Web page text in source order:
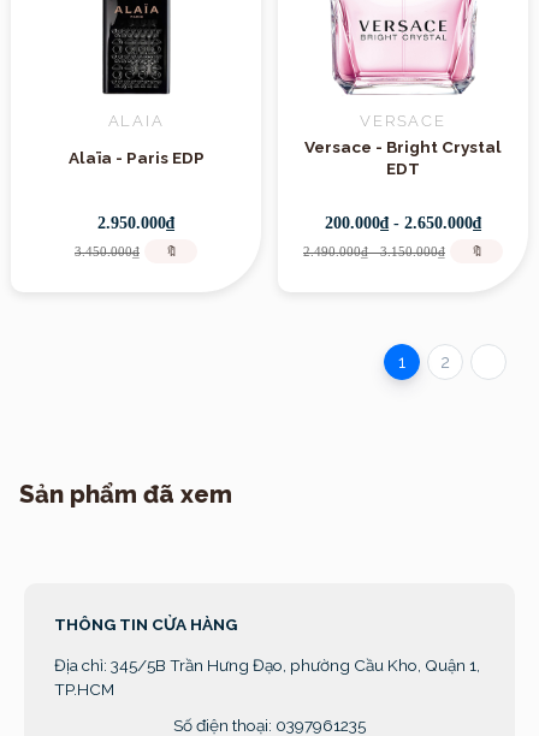
ALAIA
Alaïa - Paris EDP
2.950.000₫
3.450.000₫ 🔖
VERSACE
Versace - Bright Crystal
EDT
200.000₫ - 2.650.000₫
2.490.000₫ - 3.150.000₫ 🔖
1 2
Sản phẩm đã xem
THÔNG TIN CỬA HÀNG
Địa chỉ: 345/5B Trần Hưng Đạo, phường Cầu Kho, Quận 1,
TP.HCM
Số điện thoại: 0397961235